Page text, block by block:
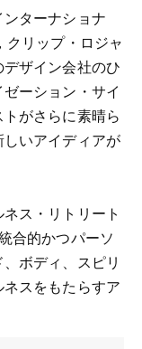
ターナショナ
リップ・ロジャ
ザイン会社のひ
ーション・サイ
がさらに素晴ら
いアイディアが
ス・リトリート
合的かつパーソ
ボディ、スピリ
スをもたらすア